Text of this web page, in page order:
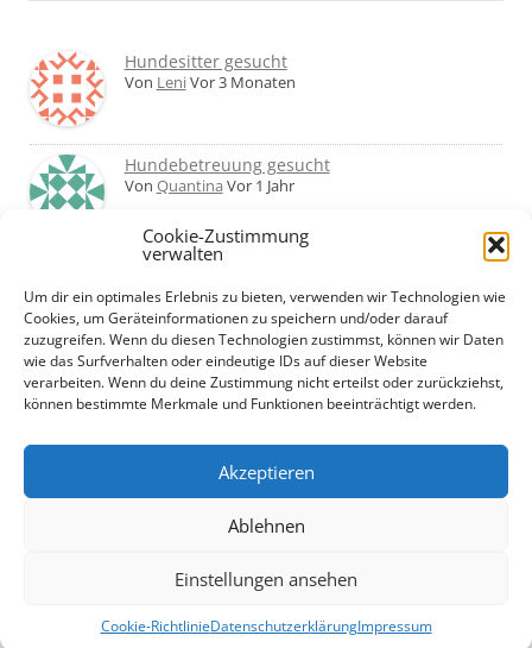
Cookie-Zustimmung
verwalten
Um dir ein optimales Erlebnis zu bieten, verwenden wir Technologien wie
Cookies, um Geräteinformationen zu speichern und/oder darauf
zuzugreifen. Wenn du diesen Technologien zustimmst, können wir Daten
wie das Surfverhalten oder eindeutige IDs auf dieser Website
verarbeiten. Wenn du deine Zustimmung nicht erteilst oder zurückziehst,
können bestimmte Merkmale und Funktionen beeinträchtigt werden.
Akzeptieren
Ablehnen
Einstellungen ansehen
Cookie-RichtlinieDatenschutzerklärungImpressum
Hundesitter gesucht
Von LeniVor 3 Monaten
Hundebetreuung gesucht
Von Quantina Vor 1 Jahr
Was haltet ihr von Hundetagesstätten?
Erfahrungen?
VonMartin Vor 2 Jahren
Urlaub mit Hund... Tipps für hundefreundliche
Unterkünfte?
VonBeateVor 2 Jahren